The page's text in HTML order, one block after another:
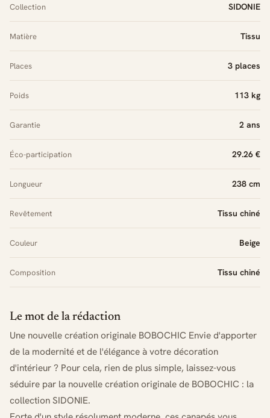
Collection SIDONIE
Matière Tissu
Places 3 places
Poids 113 kg
Garantie 2 ans
Éco-participation 29.26 €
Longueur 238 cm
Revêtement Tissu chiné
Couleur Beige
Composition Tissu chiné
Le mot de la rédaction
Une nouvelle création originale BOBOCHIC Envie d'apporter
de la modernité et de l'élégance à votre décoration
d'intérieur ? Pour cela, rien de plus simple, laissez-vous
séduire par la nouvelle création originale de BOBOCHIC : la
collection SIDONIE.